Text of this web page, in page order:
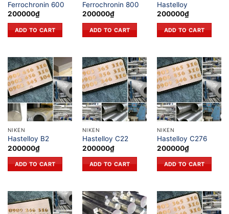
Ferrochronin 600
200000₫
ADD TO CART
Ferrochronin 800
200000₫
ADD TO CART
Hastelloy
200000₫
ADD TO CART
NIKEN
Hastelloy B2
200000₫
ADD TO CART
NIKEN
Hastelloy C22
200000₫
ADD TO CART
NIKEN
Hastelloy C276
200000₫
ADD TO CART